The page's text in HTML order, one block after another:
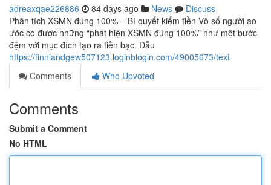
adreaxqae226886 84 days ago News
Discuss
Phân tích XSMN đúng 100% – Bí quyết kiếm tiền Vô số người ao
ước có được những “phát hiện XSMN đúng 100%” như một bước
đệm với mục đích tạo ra tiền bạc. Dẫu
https://finniandgew507123.loginblogin.com/49005673/text
Comments
Who Upvoted
Comments
Submit a Comment
No HTML